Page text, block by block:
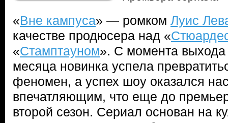
«Вне кампуса» — ромком Луис
качестве продюсера над «
«Стамптауном». С момента
месяца новинка успела
феномен, а успех шоу оказался
впечатляющим, что еще до
второй сезон. Сериал основан на